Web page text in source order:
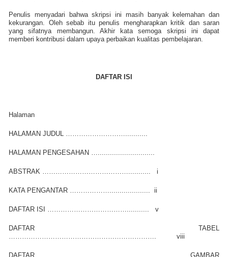
Penulis menyadari bahwa skripsi ini masih banyak kelemahan dan
kekurangan. Oleh sebab itu penulis mengharapkan kritik dan saran
yang sifatnya membangun. Akhir kata semoga skripsi ini dapat
memberi kontribusi dalam upaya perbaikan kualitas pembelajaran.
DAFTAR ISI
Halaman
HALAMAN JUDUL ………………………...........
HALAMAN PENGESAHAN …............................
ABSTRAK …………………………………........... i
KATA PENGANTAR ……………….................... ii
DAFTAR ISI ………………………………........... v
DAFTAR TABEL
viii
DAFTAR GAMBAR